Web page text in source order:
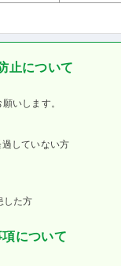
止について
いします。
していない方
した方
について